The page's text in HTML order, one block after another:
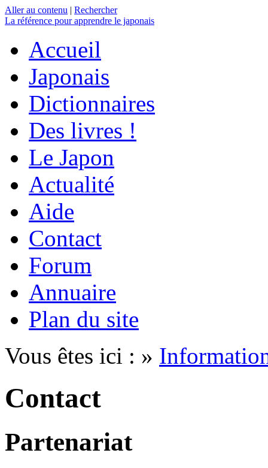
Aller au contenu | Rechercher
La référence pour apprendre le japonais
Accueil
Japonais
Dictionnaires
Des livres !
Le Japon
Actualité
Aide
Contact
Forum
Annuaire
Plan du site
Vous êtes ici : »
Contact
Partenariat